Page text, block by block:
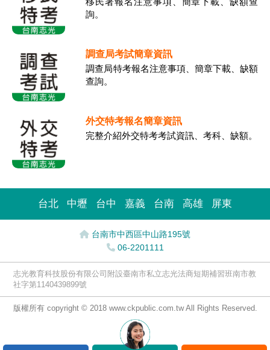
詢。
調查局考試簡章資訊
調查局特考報名注意事項、簡章下載、缺額
查詢。
外交特考報名簡章資訊
完整介紹外交特考考試資訊、考科、缺額。
台北 中壢 台中 嘉義 台南 高雄 屏東
台南市中西區中山路195號
06-2201111
志光教育科技股份有限公司附設臺南市私立志光法商短期補習班南市教
社字第1140439899號
版權所有 copyright © 2018 www.ckpublic.com.tw All Rights Reserved.